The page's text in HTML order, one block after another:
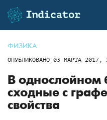
ФИЗИКА
ОПУБЛИКОВАНО 03 МАРТА 2017,
В
сходные с
свойства